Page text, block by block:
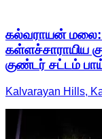
கல்வராயன் மலை:
கள்ளச்சாராயிய
குண்டர் சட்டம்
Kalvarayan Hills,